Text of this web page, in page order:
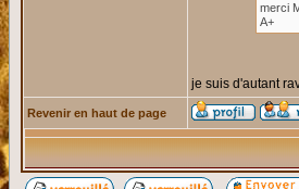
merci
A+
je suis d'autant
Revenir en haut de page